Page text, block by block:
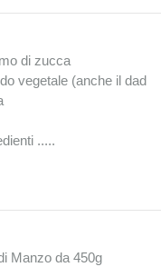
di zucca
vegetale (anche il dado)
.....
Manzo da 450g